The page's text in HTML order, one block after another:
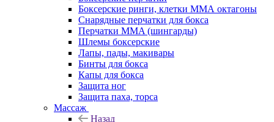
Боксерские ринги, клетки ММА октагоны
Снарядные перчатки для бокса
Перчатки MMA (шингарды)
Шлемы боксерские
Лапы, пады, макивары
Бинты для бокса
Капы для бокса
Защита ног
Защита паха, торса
Массаж
Назад